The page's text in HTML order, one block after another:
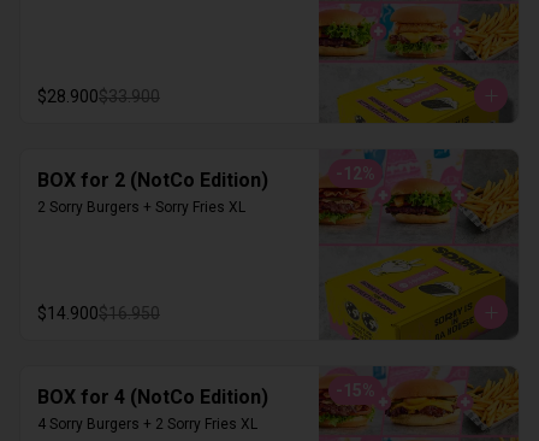
$28.900$33.900
-12%
BOX for 2 (NotCo Edition)
2 Sorry Burgers + Sorry Fries XL
$14.900$16.950
-15%
BOX for 4 (NotCo Edition)
4 Sorry Burgers + 2 Sorry Fries XL